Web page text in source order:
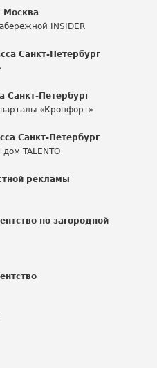
Москва
INSIDER
Санкт-Петербург
Санкт-Петербург
«Кронфорт»
Санкт-Петербург
TALENTO
рекламы
по загородной